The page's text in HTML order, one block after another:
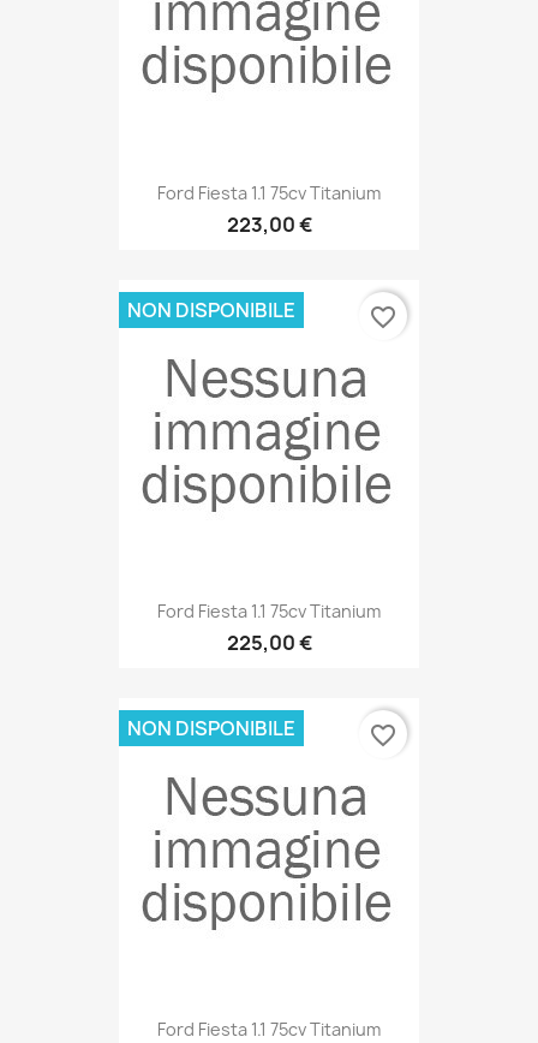
Ford Fiesta 1.1 75cv Titanium
223,00 €
Ford Fiesta 1.1 75cv Titanium
225,00 €
NON DISPONIBILE favorite_border
Ford Fiesta 1.1 75cv Titanium
NON DISPONIBILE favorite_border